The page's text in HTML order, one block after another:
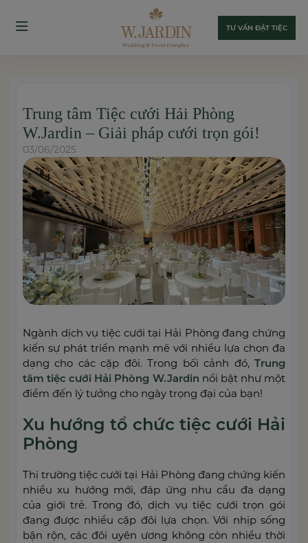
TƯ VẤN ĐẶT TIỆC
Trung tâm Tiệc cưới Hải Phòng
W.Jardin – Giải pháp cưới trọn gói!
03/06/2025
Ngành dịch vụ tiệc cưới tại Hải Phòng đang chứng
kiến sự phát triển mạnh mẽ với nhiều lựa chọn đa
dạng cho các cặp đôi. Trong bối cảnh đó, Trung
tâm tiệc cưới Hải Phòng W.Jardin nổi bật như một
điểm đến lý tưởng cho ngày trọng đại của bạn!
Xu hướng tổ chức tiệc cưới Hải
Phòng
Thị trường tiệc cưới tại Hải Phòng đang chứng kiến
nhiều xu hướng mới, đáp ứng nhu cầu đa dạng
của giới trẻ. Trong đó, dịch vụ tiệc cưới trọn gói
đang được nhiều cặp đôi lựa chọn. Với nhịp sống
bận rộn, các đôi uyên ương không còn nhiều thời